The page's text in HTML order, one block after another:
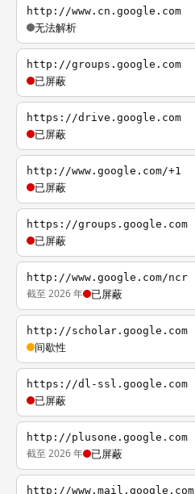
http://www.cn.google.com
无法解析
http://groups.google.com
已屏蔽
https://drive.google.com
已屏蔽
http://www.google.com/+1
已屏蔽
https://groups.google.com
已屏蔽
http://www.google.com/ncr
截至 2026 年 已屏蔽
http://scholar.google.com
间歇性
https://dl-ssl.google.com
已屏蔽
http://plusone.google.com
截至 2026 年 已屏蔽
http://www.mail.google.com